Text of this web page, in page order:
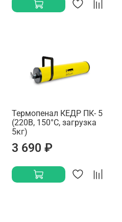
Термопенал КЕДР ПК- 5
(220В, 150°C, загрузка
5кг)
3 690 ₽